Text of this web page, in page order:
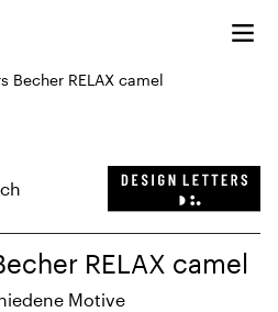
Becher RELAX camel
RELAX camel
Motive